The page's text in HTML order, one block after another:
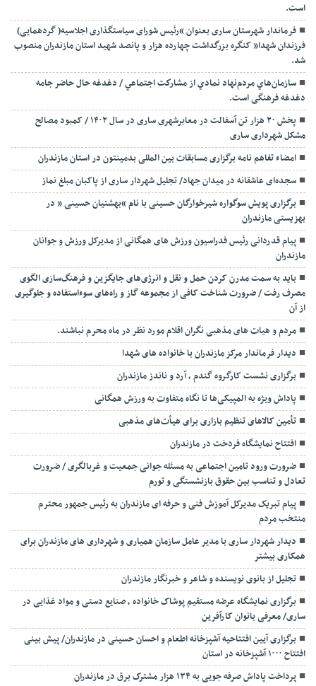
است.
فرماندار شهرستان ساری بعنوان “رئیس شورای سیاستگذاری اجلاسیه( گردهمایی)
فرزندان شهدا” کنگره بزرگداشت چهارده هزار و پانصد شهید استان مازندران منصوب
شد.
سازمان‌هاي مردم‌نهاد نمادي از مشاركت اجتماعي / دغدغه حال حاضر جامه
دغدغه فرهنگی است.
پخش ۲۰ هزار تن آسفالت در معابرشهری ساری در سال ۱۴۰۲ / کمبود مصالح
مشکل شهرداری ساری
امضاء تفاهم نامه برگزاری مسابقات بین المللی بدمینتون در استان مازندران
سجده‌ای عاشقانه در میدان جهاد/ تجلیل شهردار ساری از پاکبان مبلغ نماز
برگزاری پویش سوگواره شیرخوارگان حسینی با نام “بهشتیان حسینی ” در
بهزیستی مازندران
پیام قدردانی رئیس فدراسیون ورزش های همگانی از مدیرکل ورزش و جوانان
مازندران
باید به سمت مدرن کردن حمل و نقل و انرژی‌های جایگزین و فرهنگ‌سازی الگوی
مصرف رفت / ضرورت شناخت کافی از مجموعه گاز و راه‌های سوءاستفاده و جلوگیری
از آن
مردم و هیات های مذهبی نگران اقلام مورد نظر در ماه محرم نباشند.
دیدار فرماندار مرکز مازندران با خانواده های شهدا
برگزاری نشست کارگروه گندم ، آرد و ناندز مازندران
پاداش ویژه به المپیکی‌ها تا نگاه متفاوت به ورزش همگانی
تأمین کالاهای تنظیم بازاری برای هیأت‌های مذهبی
افتتاح نمایشگاه فردخت در مازندران
ضرورت ورود تامین اجتماعی به مسئله جوانی جمعیت و غربالگری / ضرورت
تعادل و تناسب بین حقوق بازنشستگی و تورم
پیام تبریک مدیرکل آموزش فنی و حرفه ای مازندران به رئیس جمهور محترم
منتخب مردم
دیدار شهردار ساری با مدیر عامل سازمان همیاری و شهرداری های مازندران برای
همکاری بیشتر
تجلیل از بانوی نویسنده و شاعر و خبرنگار مازندران
برگزاری نمایشگاه عرضه مستقیم پوشاک خانواده ، صنایع دستی و مواد غذایی در
ساری/ معرفی بانوان کارآفرین
برگزاری آیین افتتاحیه آشپزخانه اطعام و احسان حسینی در مازندران/ پیش بینی
افتتاح ۱۰۰۰ آشپزخانه در استان
پرداخت پاداش صرفه جویی به ۱۳۴ هزار مشترک برق در مازندران